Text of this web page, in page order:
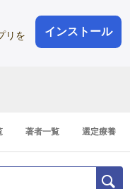
リを
インストール
会員登録
登録1分
著者一覧 選定療養